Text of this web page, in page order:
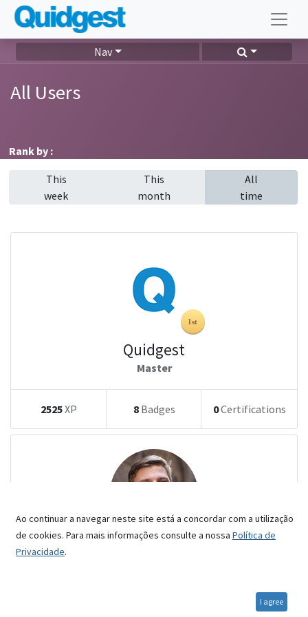
Nav
All Users
Rank by :
This
week
This
month
All
time
Quidgest
Master
2525XP 8 Badges 0Certifications
Certifications
Ao continuar a navegar neste site está a concordar com a utilização
de cookies. Para mais informações consulte a nossa Política de
Privacidade.
I agree